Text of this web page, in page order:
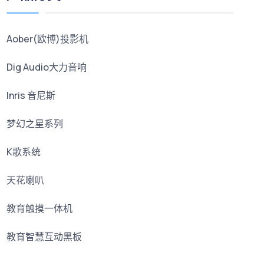
Aober(欧博)投影机
Dig Audio大力音响
Inris 音尼斯
梦幻之星系列
K歌系统
天花喇叭
教育触摸一体机
教育智慧互动黑板